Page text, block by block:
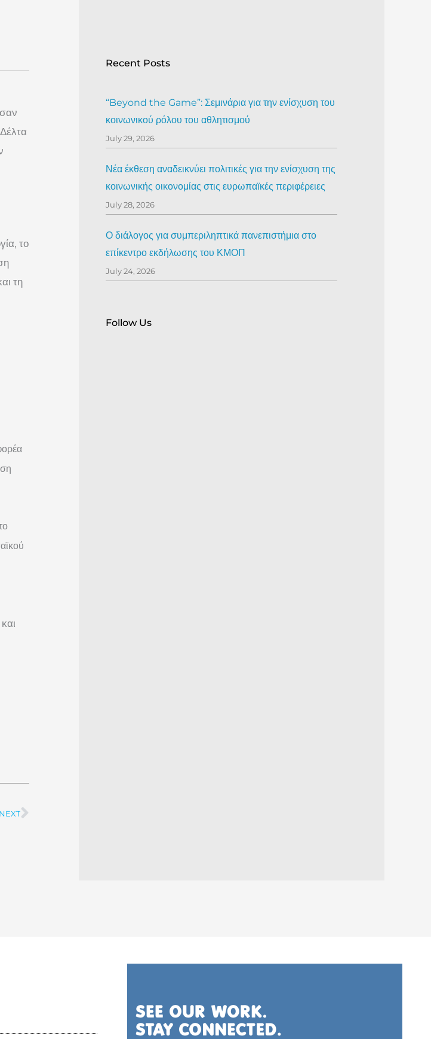
το
τη
NEXTNext
Recent Posts
“Beyond the Game”: Σεμινάρια για την ενίσχυση του
κοινωνικού ρόλου του αθλητισμού
July 29, 2026
Νέα έκθεση αναδεικνύει πολιτικές για την ενίσχυση της
κοινωνικής οικονομίας στις ευρωπαϊκές περιφέρειες
July 28, 2026
Ο διάλογος για συμπεριληπτικά πανεπιστήμια στο
επίκεντρο εκδήλωσης του ΚΜΟΠ
July 24, 2026
Follow Us